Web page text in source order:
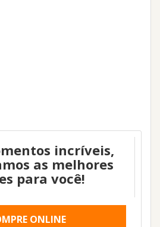
incríveis,
as melhores
para você!
ONLINE